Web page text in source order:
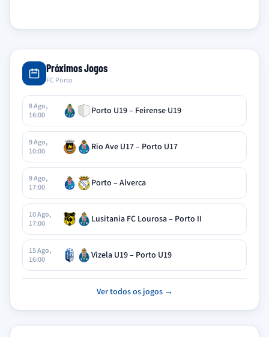
Próximos Jogos
FC Porto
8 Ago,
16:00
Porto U19 – Feirense U19
9 Ago,
10:00
Rio Ave U17 – Porto U17
9 Ago,
17:00
Porto – Alverca
10 Ago,
17:00
Lusitania FC Lourosa – Porto II
15 Ago,
16:00
Vizela U19 – Porto U19
Ver todos os jogos →